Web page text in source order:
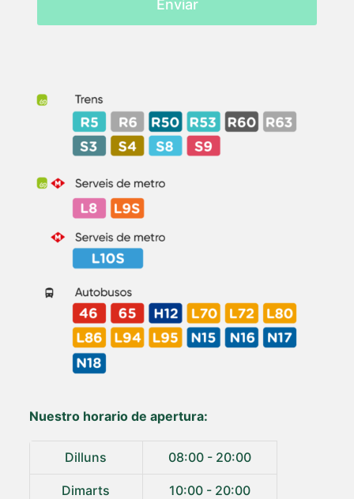
Nuestro horario de apertura:
Dilluns 08:00 - 20:00
Dimarts 10:00 - 20:00